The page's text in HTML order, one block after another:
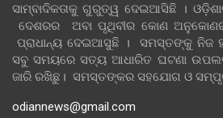
ସାମ୍ବାଦିକତାକୁ ଗୁରୁତ୍ୱ ଦେଇଆସିଛି ।
ଦେଶରର ଅବା ପୃଥିବୀର କୋଣ
ପ୍ରାଧାନ୍ୟ ଦେଇଆସୁଛି । ସମସ୍ତଙ୍କୁ ନିଜ
ସବୁ ସମୟରେ ସତ୍ୟ ଆଧାରିତ ଘଟଣା
ଜାରି ରଖିଛୁ। ସମସ୍ତଙ୍କର ସହଯୋଗ ଓ
odiannews@gmail.com